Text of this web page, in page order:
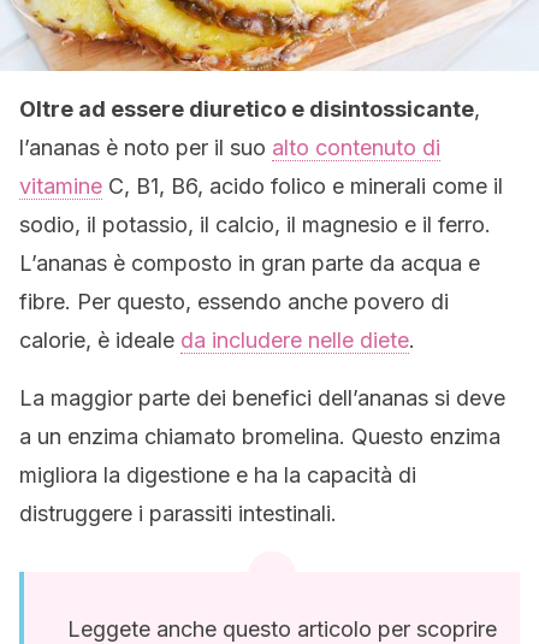
Oltre ad essere diuretico e disintossicante,
l’ananas è noto per il suo alto contenuto di
vitamine C, B1, B6, acido folico e minerali come il
sodio, il potassio, il calcio, il magnesio e il ferro.
L’ananas è composto in gran parte da acqua e
fibre. Per questo, essendo anche povero di
calorie, è ideale da includere nelle diete.
La maggior parte dei benefici dell’ananas si deve
a un enzima chiamato bromelina. Questo enzima
migliora la digestione e ha la capacità di
distruggere i parassiti intestinali.
Leggete anche questo articolo per scoprire